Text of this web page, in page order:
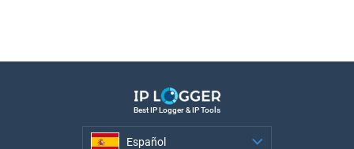
Best IP Logger & IP Tools
Español